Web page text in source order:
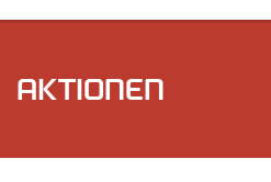
AKTIONEN